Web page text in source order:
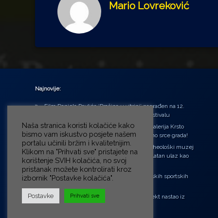
Mario Lovreković
Najnovije:
Film Daniela Pavlića ‘Prašina u vitrini’ nagrađen na 12.
Green Montenegro International Film Festivalu
U središtu Petrinje otvorena obnovljena Galerija Krsto
Hegedušić: Kultura vraćena kući, u samo srce grada!
Od petka do nedjelje (31.7. – 2.8.2026.) Arheološki muzej
u Zagrebu otvara vrata građanima: Besplatan ulaz kao
zaklon od toplinskog vala
‘Ni med cvetjem ni pravice’ na Aleji hrvatskih sportskih
“Rubikova kocka – složi svoju priču”, projekt nastao iz
potrebe da se čuje glas djece!
Naša stranica koristi kolačiće kako
bismo vam iskustvo posjete našem
portalu učinili bržim i kvalitetnijim.
Klikom na "Prihvati sve" pristajete na
korištenje SVIH kolačića, no svoj
pristanak možete kontrolirati kroz
izbornik "Postavke kolačića".
Postavke Prihvati sve